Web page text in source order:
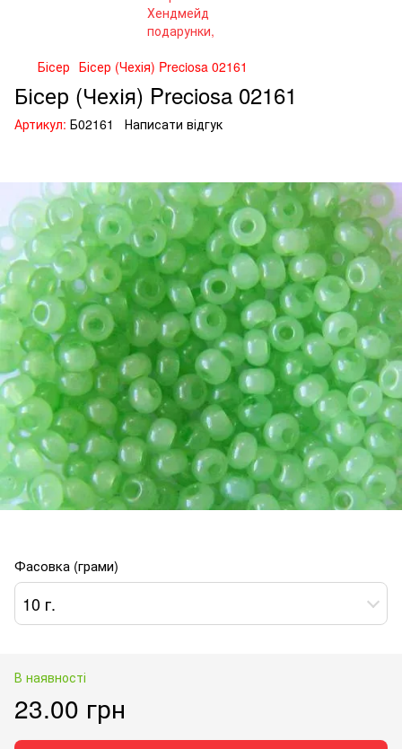
Бісер Бісер (Чехія) Preciosa 02161
Бісер (Чехія) Preciosa 02161
Артикул: Б02161 Написати відгук
Фасовка (грами)
10 г.
В наявності
23.00 грн